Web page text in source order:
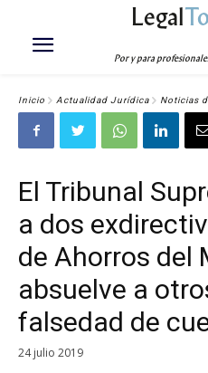
Legal
Por y para
Inicio Actualidad Jurídica Noticias
El Tribunal
a dos
de Ahorros del
absuelve a
falsedad de
24 julio 2019